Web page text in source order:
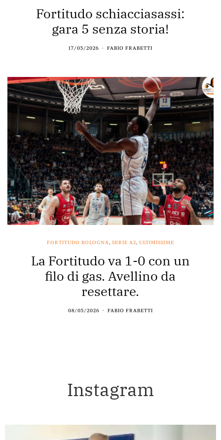
Fortitudo schiacciasassi:
gara 5 senza storia!
17/05/2026 FABIO FRABETTI
FORTITUDO BOLOGNA, SERIE A2, ULTIMISSIME
La Fortitudo va 1-0 con un
filo di gas. Avellino da
resettare.
08/05/2026 FABIO FRABETTI
Instagram